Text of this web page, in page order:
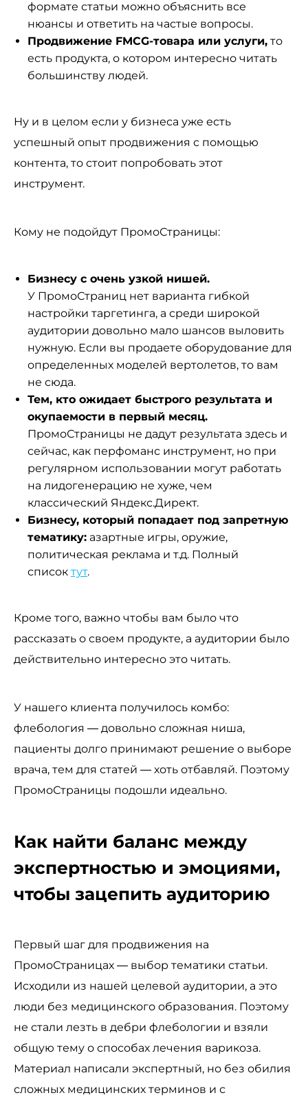
формате статьи можно объяснить все
нюансы и ответить на частые вопросы.
Продвижение FMCG-товара или услуги, то
есть продукта, о котором интересно читать
большинству людей.
Ну и в целом если у бизнеса уже есть
успешный опыт продвижения с помощью
контента, то стоит попробовать этот
инструмент.
Кому не подойдут ПромоСтраницы:
Бизнесу с очень узкой нишей.
У ПромоСтраниц нет варианта гибкой
настройки таргетинга, а среди широкой
аудитории довольно мало шансов выловить
нужную. Если вы продаете оборудование для
определенных моделей вертолетов, то вам
не сюда.
Тем, кто ожидает быстрого результата и
окупаемости в первый месяц.
ПромоСтраницы не дадут результата здесь и
сейчас, как перфоманс инструмент, но при
регулярном использовании могут работать
на лидогенерацию не хуже, чем
классический Яндекс.Директ.
Бизнесу, который попадает под запретную
тематику: азартные игры, оружие,
политическая реклама и т.д. Полный
список тут.
Кроме того, важно чтобы вам было что
рассказать о своем продукте, а аудитории было
действительно интересно это читать.
У нашего клиента получилось комбо:
флебология — довольно сложная ниша,
пациенты долго принимают решение о выборе
врача, тем для статей — хоть отбавляй. Поэтому
ПромоСтраницы подошли идеально.
Как найти баланс между
экспертностью и эмоциями,
чтобы зацепить аудиторию
Первый шаг для продвижения на
ПромоСтраницах — выбор тематики статьи.
Исходили из нашей целевой аудитории, а это
люди без медицинского образования. Поэтому
не стали лезть в дебри флебологии и взяли
общую тему о способах лечения варикоза.
Материал написали экспертный, но без обилия
сложных медицинских терминов и с